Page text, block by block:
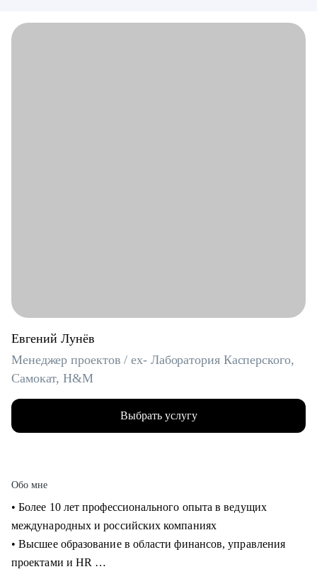
Евгений Лунёв
Менеджер проектов / ex- Лаборатория Касперского,
Самокат, H&M
Выбрать услугу
Обо мне
• Более 10 лет профессионального опыта в ведущих
международных и российских компаниях
• Высшее образование в области финансов, управления
проектами и HR